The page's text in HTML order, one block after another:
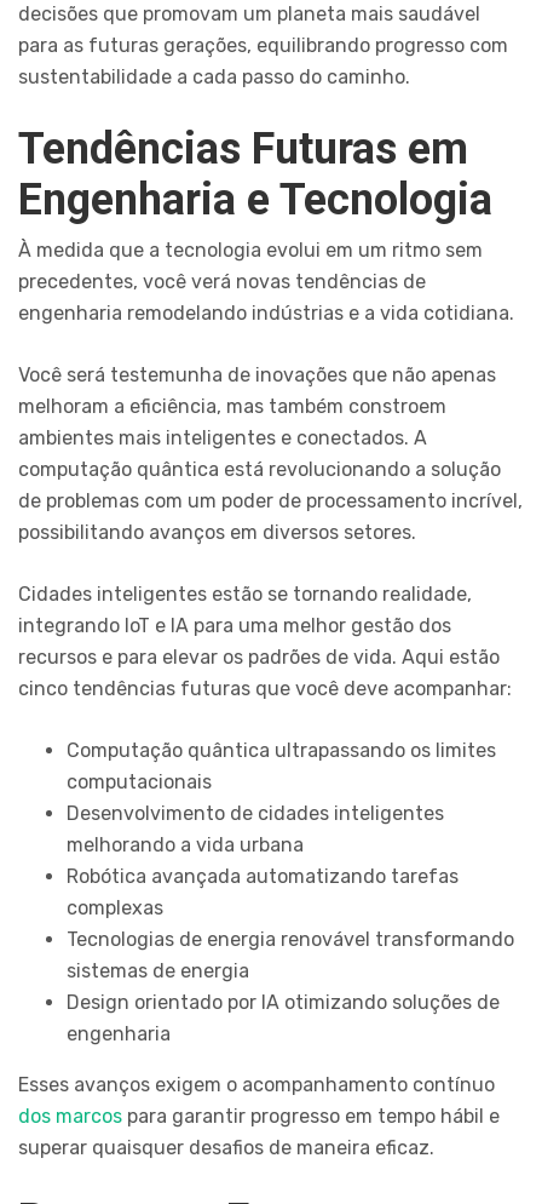
decisões que promovam um planeta mais saudável
para as futuras gerações, equilibrando progresso com
sustentabilidade a cada passo do caminho.
Tendências Futuras em
Engenharia e Tecnologia
À medida que a tecnologia evolui em um ritmo sem
precedentes, você verá novas tendências de
engenharia remodelando indústrias e a vida cotidiana.
Você será testemunha de inovações que não apenas
melhoram a eficiência, mas também constroem
ambientes mais inteligentes e conectados. A
computação quântica está revolucionando a solução
de problemas com um poder de processamento incrível,
possibilitando avanços em diversos setores.
Cidades inteligentes estão se tornando realidade,
integrando IoT e IA para uma melhor gestão dos
recursos e para elevar os padrões de vida. Aqui estão
cinco tendências futuras que você deve acompanhar:
Computação quântica ultrapassando os limites
computacionais
Desenvolvimento de cidades inteligentes
melhorando a vida urbana
Robótica avançada automatizando tarefas
complexas
Tecnologias de energia renovável transformando
sistemas de energia
Design orientado por IA otimizando soluções de
engenharia
Esses avanços exigem o acompanhamento contínuo
dos marcos para garantir progresso em tempo hábil e
superar quaisquer desafios de maneira eficaz.